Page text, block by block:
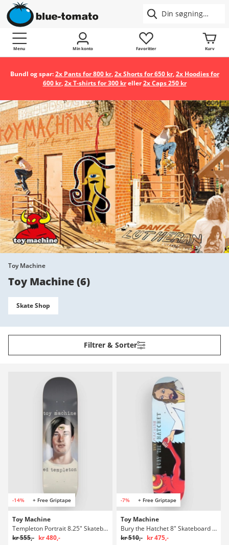
Menu Min konto Favoritter Kurv
Bundl og spar:2x Pants for 800 kr,2x Shorts for 650 kr,2x Hoodies for
600 kr,2x T-shirts for 300 kreller2x Caps 250 kr
Toy Machine
Toy Machine(6)
Skate Shop
Filtrer & Sorter
-14% + Free Griptape
Toy Machine
Templeton Portrait 8.25" Skateboard deck
kr 555,- kr 480,-
-7% + Free Griptape
Toy Machine
Bury the Hatchet 8" Skateboard deck
kr 510,- kr 475,-